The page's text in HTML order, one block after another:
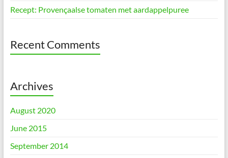
Recept: Provençaalse tomaten met aardappelpuree
Recent Comments
Archives
August 2020
June 2015
September 2014